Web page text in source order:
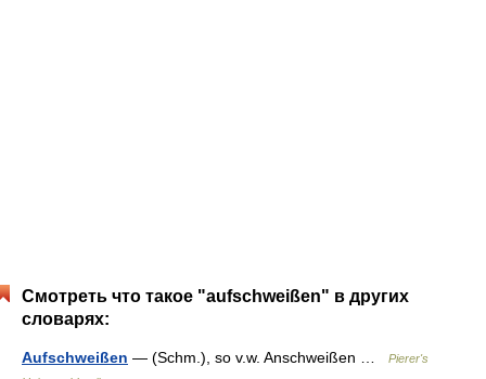
Смотреть что такое "aufschweißen" в других
словарях:
Aufschweißen — (Schm.), so v.w. Anschweißen …
Pierer's